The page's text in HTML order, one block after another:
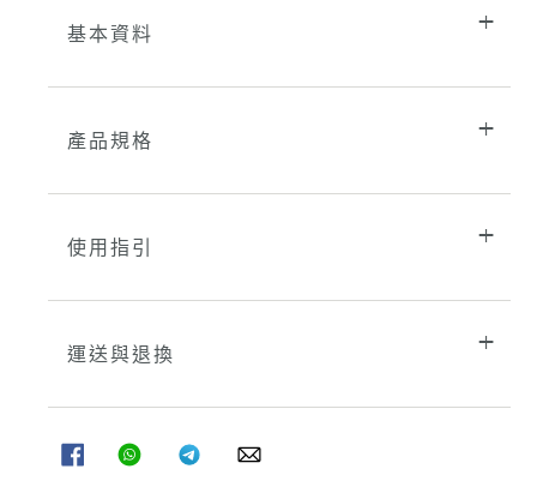
基本資料
產品規格
使用指引
運送與退換
分
享
分
享